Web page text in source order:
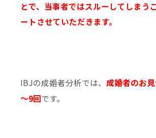
とで、当事者ではスルーしてしまう
ートさせていただきます。
IBJの成婚者分析では、 成婚者のお
～9回です。